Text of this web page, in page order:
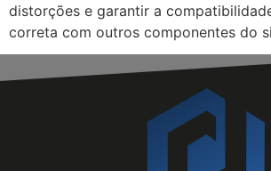
distorções e garantir a
correta com outros componentes do